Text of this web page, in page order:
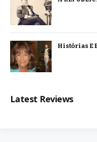
Histórias E
Latest Reviews